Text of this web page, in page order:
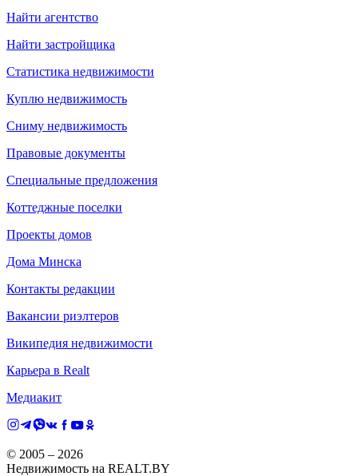
Найти агентство
Найти застройщика
Статистика недвижимости
Куплю недвижимость
Сниму недвижимость
Правовые документы
Специальные предложения
Коттеджные поселки
Проекты домов
Дома Минска
Контакты редакции
Вакансии риэлтеров
Википедия недвижимости
Карьера в Realt
Медиакит
© 2005 – 2026
Недвижимость на REALT.BY